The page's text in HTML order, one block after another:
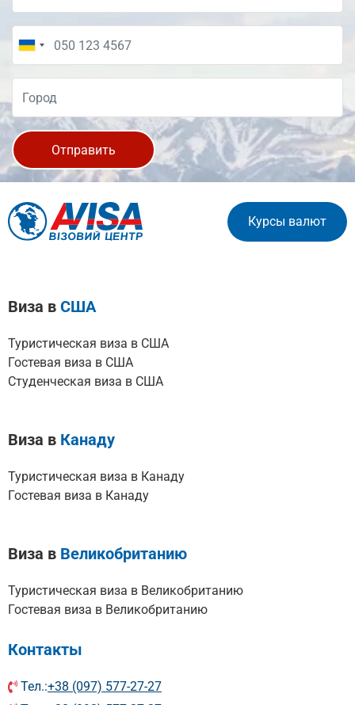
Отправить
Курсы валют
Виза в США
Туристическая виза в США
Гостевая виза в США
Студенческая виза в США
Виза в Канаду
Туристическая виза в Канаду
Гостевая виза в Канаду
Виза в Великобританию
Туристическая виза в Великобританию
Гостевая виза в Великобританию
Контакты
Тел.:+38 (097) 577-27-27